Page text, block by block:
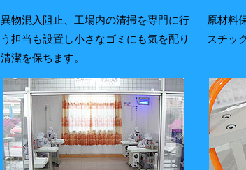
異物混入阻止、工場内の清掃を専門に行
う担当も設置し小さなゴミにも気を配り
清潔を保ちます。
原材料
スチッ